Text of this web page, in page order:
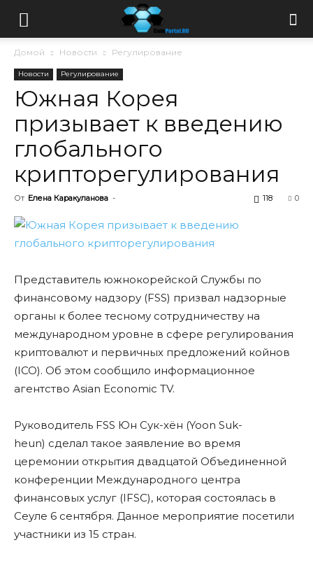
Домой Новости Регулирование
Новости Регулирование
Южная Корея
призывает к введению
глобального
крипторегулирования
От Елена Каракуланова - 0
118
Представитель южнокорейской Службы по
финансовому надзору (FSS) призвал надзорные
органы к более тесному сотрудничеству на
международном уровне в сфере регулирования
криптовалют и первичных предложений койнов
(ICO). Об этом сообщило информационное
агентство Asian Economic TV.
Руководитель FSS Юн Сук-хён (Yoon Suk-
heun) сделал такое заявление во время
церемонии открытия двадцатой Объединенной
конференции Международного центра
финансовых услуг (IFSC), которая состоялась в
Сеуле 6 сентября. Данное мероприятие посетили
участники из 15 стран.